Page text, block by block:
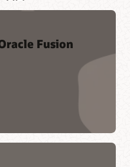
Fusion